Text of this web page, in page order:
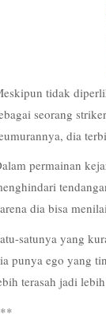
tidak
seorang
dia
permainan
dia bisa
satunya yang
punya ego yang
terasah jadi